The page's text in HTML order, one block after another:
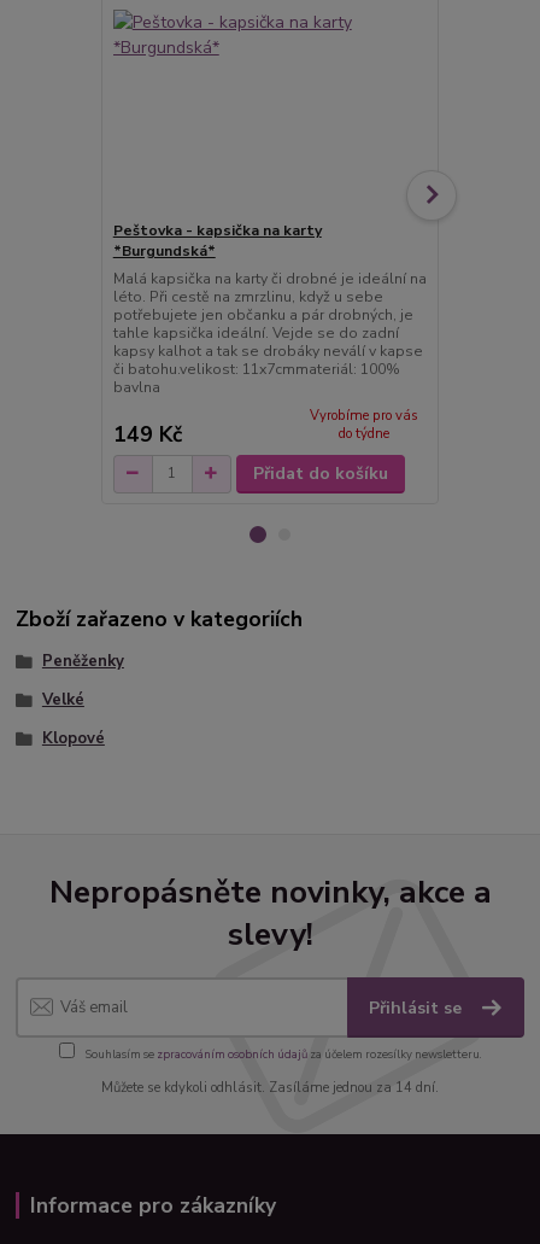
Peštovka - kapsička na karty
*Burgundská*
Malá kapsička na karty či drobné je ideální na
léto. Při cestě na zmrzlinu, když u sebe
potřebujete jen občanku a pár drobných, je
tahle kapsička ideální. Vejde se do zadní
kapsy kalhot a tak se drobáky neválí v kapse
či batohu.velikost: 11x7cmmateriál: 100%
bavlna
149 Kč
Vyrobíme pro vás
do týdne
Přidat do košíku
Zboží zařazeno v kategoriích
Peněženky
Velké
Klopové
Nepropásněte novinky, akce a
slevy!
Přihlásit se
Souhlasím se zpracováním osobních údajůza účelem rozesílky newsletteru.
Můžete se kdykoli odhlásit. Zasíláme jednou za 14 dní.
Informace pro zákazníky